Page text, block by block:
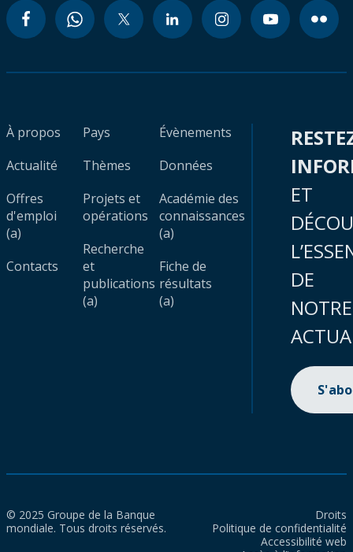
À propos
Actualité
Offres
d'emploi
(a)
Contacts
Pays
Thèmes
Projets et
opérations
Recherche
et
publications
(a)
Évènements
Données
Académie des
connaissances
(a)
Fiche de
résultats
(a)
ET
DE
NOTRE
© 2025 Groupe de la Banque
mondiale. Tous droits réservés.
Droits
Politique de confidentialité
Accessibilité web